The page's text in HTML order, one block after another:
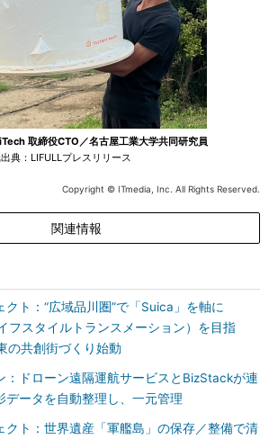
取締役CTO／名古屋工業大学共同研究員
出典：LIFULLプレスリリース
Copyright © ITmedia, Inc. All Rights Reserved.
関連情報
クト：“広域品川圏”で「Suica」を軸に
フスタイルトランスメーション）を目指
の共創街づくり始動
：ドローン遠隔運航サービスとBizStackが連
ータを自動整理し、一元管理
クト：世界遺産「軍艦島」の保存／整備で清